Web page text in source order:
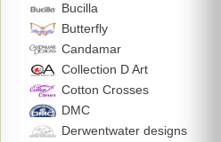
Bucilla
Butterfly
Candamar
Collection D Art
Cotton Crosses
DMC
Derwentwater designs